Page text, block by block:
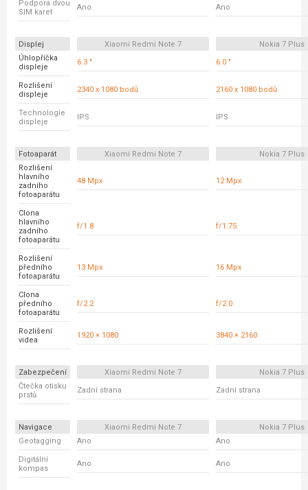
Podpora dvou
SIM karet
Ano Ano
Displej Xiaomi Redmi Note 7
Nokia 7 Plus
Úhlopříčka
displeje
6.3 " 6.0 "
Rozlišení
displeje
2340 x 1080 bodů 2160 x 1080 bodů
Technologie
displeje
IPS IPS
Fotoaparát Xiaomi Redmi Note 7
Nokia 7 Plus
Rozlišení
hlavního
zadního
fotoaparátu
48 Mpx 12 Mpx
Clona
hlavního
zadního
fotoaparátu
f/1.8 f/1.75
Rozlišení
předního
fotoaparátu
13 Mpx 16 Mpx
Clona
předního
fotoaparátu
f/2.2 f/2.0
Rozlišení
videa
1920 × 1080 3840 × 2160
Zabezpečení Xiaomi Redmi Note 7
Nokia 7 Plus
Čtečka otisku
prstů
Zadní strana Zadní strana
Navigace Xiaomi Redmi Note 7
Nokia 7 Plus
Geotagging
Ano Ano
Digitální
kompas
Ano Ano